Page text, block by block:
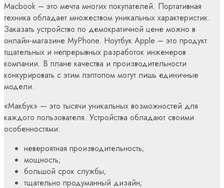
Macbook – это мечта многих покупателей. Портативная
техника обладает множеством уникальных характеристик.
Заказать устройство по демократичной цене можно в
онлайн-магазине MyPhone. Ноутбук Apple – это продукт
тщательных и непрерывных разработок инженеров
компании. В плане качества и производительности
конкурировать с этим лэптопом могут лишь единичные
модели.
«Макбук» — это тысячи уникальных возможностей для
каждого пользователя. Устройства обладают своими
особенностями:
невероятная производительность;
мощность;
большой срок службы;
тщательно продуманный дизайн;